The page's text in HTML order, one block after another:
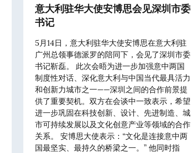
意大利驻华大使安博思会见深圳市委
书记
5月14日，意大利驻华大使安博思在意大利驻
广州总领事德派罗的陪同下，会见了深圳市委
书记靳磊。 此次会晤为进一步加强意中两国
制度性对话、深化意大利与中国当代最具活力
和创新力城市之一——深圳之间的合作前景提
供了重要契机。双方在会谈中一致表示，希望
进一步巩固在科技创新、设计、先进制造、城
市可持续发展以及文化创意产业等领域的合作
关系。 安博思大使表示：“文化是连接意中两
国最坚实、最持久的桥梁之一。” 他同时指